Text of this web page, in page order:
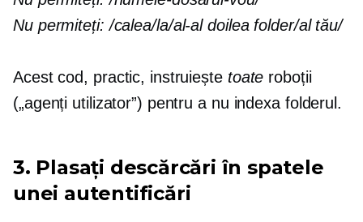
Nu permiteți:/calea/la/al-al doilea folder/al tău/
Acest cod, practic, instruiește toate roboții
(„agenți utilizator”) pentru a nu indexa folderul.
3. Plasați descărcări în spatele
unei autentificări